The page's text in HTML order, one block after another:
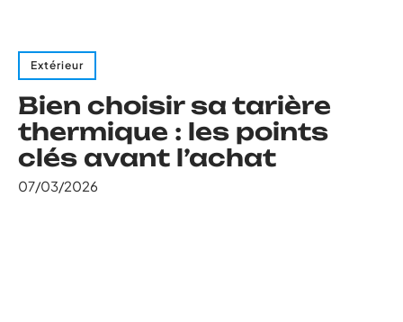
Extérieur
Bien choisir sa tarière
thermique : les points
clés avant l’achat
07/03/2026